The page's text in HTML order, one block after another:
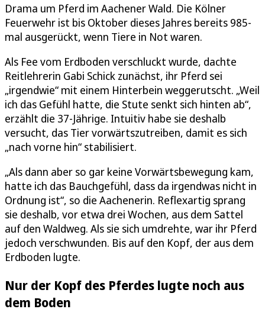
Drama um Pferd im Aachener Wald. Die Kölner
Feuerwehr ist bis Oktober dieses Jahres bereits 985-
mal ausgerückt, wenn Tiere in Not waren.
Als Fee vom Erdboden verschluckt wurde, dachte
Reitlehrerin Gabi Schick zunächst, ihr Pferd sei
„irgendwie“ mit einem Hinterbein weggerutscht. „Weil
ich das Gefühl hatte, die Stute senkt sich hinten ab“,
erzählt die 37-Jährige. Intuitiv habe sie deshalb
versucht, das Tier vorwärtszutreiben, damit es sich
„nach vorne hin“ stabilisiert.
„Als dann aber so gar keine Vorwärtsbewegung kam,
hatte ich das Bauchgefühl, dass da irgendwas nicht in
Ordnung ist“, so die Aachenerin. Reflexartig sprang
sie deshalb, vor etwa drei Wochen, aus dem Sattel
auf den Waldweg. Als sie sich umdrehte, war ihr Pferd
jedoch verschwunden. Bis auf den Kopf, der aus dem
Erdboden lugte.
Nur der Kopf des Pferdes lugte noch aus
dem Boden